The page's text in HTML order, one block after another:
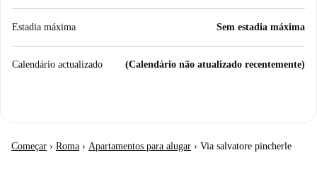
Estadia máxima Sem estadia máxima
Calendário actualizado (Calendário não atualizado recentemente)
Começar › Roma › Apartamentos para alugar › Via salvatore pincherle